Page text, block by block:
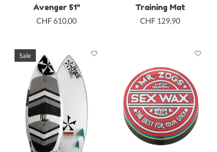
Avenger 51"
CHF 610,00
Training Mat
CHF 129,90
Sale